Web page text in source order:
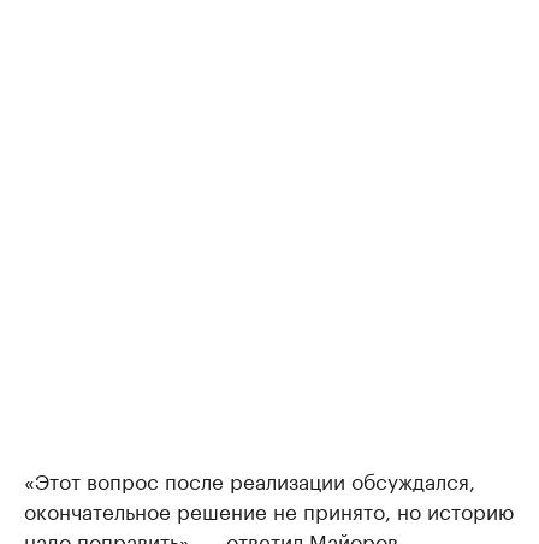
«Этот вопрос после реализации обсуждался,
окончательное решение не принято, но историю